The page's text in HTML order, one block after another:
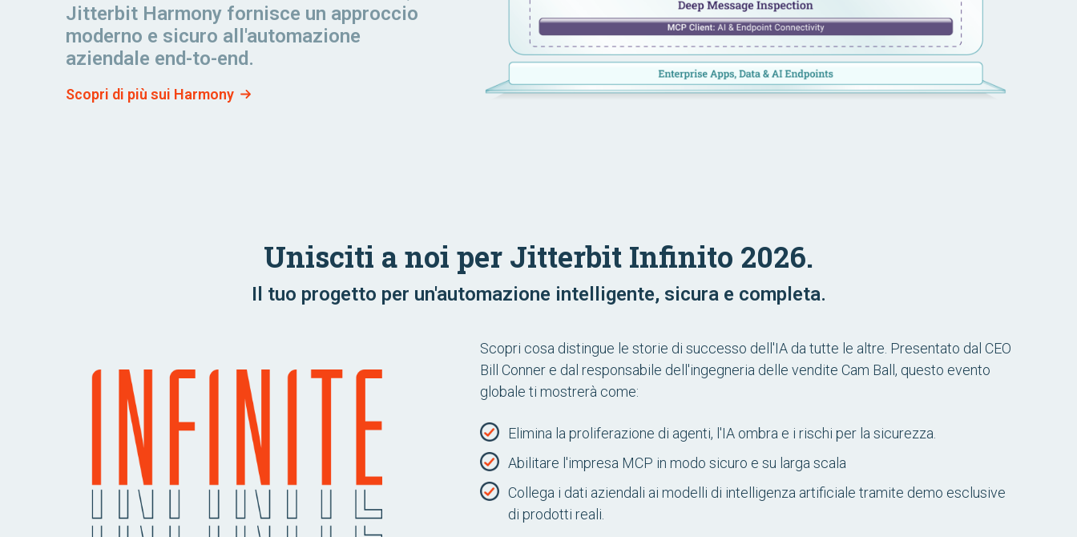
Jitterbit Harmony fornisce un approccio
moderno e sicuro all'automazione
aziendale end-to-end.
Scopri di più sui Harmony
Unisciti a noi per Jitterbit Infinito 2026.
Il tuo progetto per un'automazione intelligente, sicura e completa.
Scopri cosa distingue le storie di successo dell'IA da tutte le altre. Presentato dal CEO
Bill Conner e dal responsabile dell'ingegneria delle vendite Cam Ball, questo evento
globale ti mostrerà come:
Elimina la proliferazione di agenti, l'IA ombra e i rischi per la sicurezza.
Abilitare l'impresa MCP in modo sicuro e su larga scala
Collega i dati aziendali ai modelli di intelligenza artificiale tramite demo esclusive
di prodotti reali.